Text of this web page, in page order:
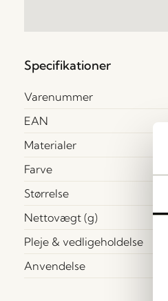
Specifikationer
Varenummer
EAN
Materialer
Farve
Størrelse
Nettovægt (g)
Pleje & vedligeholdelse
Anvendelse